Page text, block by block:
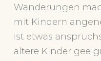
Wanderungen
mit Kindern
ist etwas
ältere Kinder